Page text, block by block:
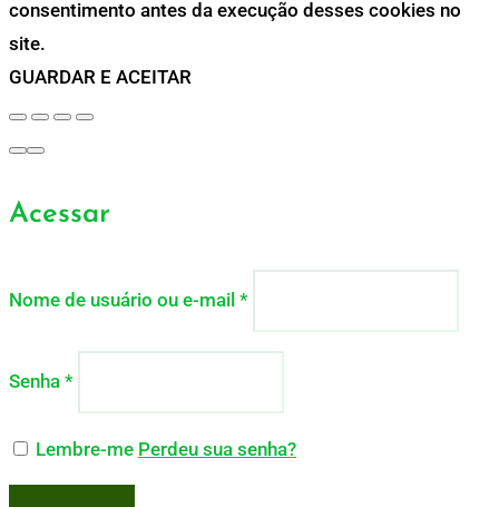
consentimento antes da execução desses cookies no
site.
GUARDAR E ACEITAR
Acessar
Nome de usuário ou e-mail *
Senha *
Lembre-me Perdeu sua senha?